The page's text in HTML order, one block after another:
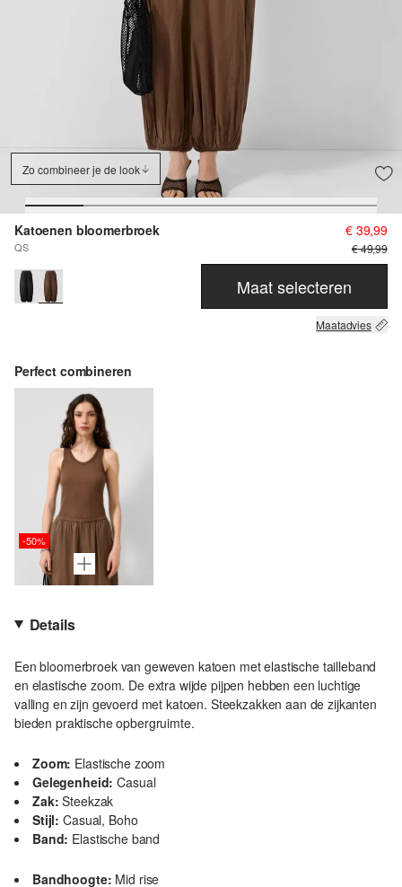
Zo combineer je de look
Katoenen bloomerbroek
QS
€ 39,99
€ 49,99
Maat selecteren
Maatadvies
Perfect combineren
-50%
Details
Een bloomerbroek van geweven katoen met elastische tailleband
en elastische zoom. De extra wijde pijpen hebben een luchtige
valling en zijn gevoerd met katoen. Steekzakken aan de zijkanten
bieden praktische opbergruimte.
Zoom: Elastische zoom
Gelegenheid: Casual
Zak: Steekzak
Stijl: Casual, Boho
Band: Elastische band
Bandhoogte: Mid rise